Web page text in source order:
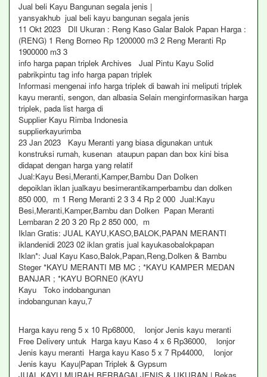
Jual beli Kayu Bangunan segala jenis |
yansyakhub jual beli kayu bangunan segala jenis
11 Okt 2023 Dll Ukuran : Reng Kaso Galar Balok Papan Harga :
(RENG) 1 Reng Borneo Rp 1200000 m3 2 Reng Meranti Rp
1900000 m3 3
info harga papan triplek Archives Jual Pintu Kayu Solid
pabrikpintu tag info harga papan triplek
Informasi mengenai info harga triplek di bawah ini meliputi triplek
kayu meranti, sengon, dan albasia Selain menginformasikan harga
triplek, pada list harga di
Supplier Kayu Rimba Indonesia
supplierkayurimba
23 Jan 2023 Kayu Meranti yang biasa digunakan untuk
konstruksi rumah, kusenan ataupun papan dan box kini bisa
didapat dengan harga yang relatif
Jual:Kayu Besi,Meranti,Kamper,Bambu Dan Dolken
depoiklan iklan jualkayu besimerantikamperbambu dan dolken
850 000, m 1 Reng Meranti 2 3 3 4 Rp 2 000 Jual:Kayu
Besi,Meranti,Kamper,Bambu dan Dolken Papan Meranti
Lembaran 2 20 3 20 Rp 2 850 000, m
Iklan Gratis: JUAL KAYU,KASO,BALOK,PAPAN MERANTI
iklandenidi 2023 02 iklan gratis jual kayukasobalokpapan
Iklan*: Jual Kayu Kaso,Balok,Papan,Reng,Dolken & Bambu
Steger *KAYU MERANTI MB MC ; *KAYU KAMPER MEDAN
BANJAR ; *KAYU BORNE0 (KAYU
Kayu Toko indobangunan
indobangunan kayu,7
Harga kayu reng 5 x 10 Rp68000, lonjor Jenis kayu meranti
Free Delivery untuk Harga kayu Kaso 4 x 6 Rp36000, lonjor
Jenis kayu meranti Harga kayu Kaso 5 x 7 Rp44000, lonjor
Jenis kayu Kayu|Papan Triplek & Gypsum